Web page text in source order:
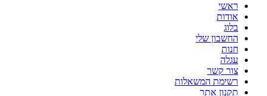
ראשי
אודות
בלוג
החשבון שלי
חנות
עגלה
צור קשר
רשימת המשאלות
תקנון אתר